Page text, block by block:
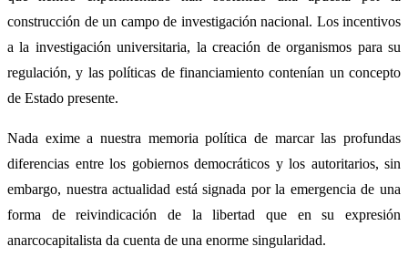
construcción de un campo de investigación nacional. Los incentivos
a la investigación universitaria, la creación de organismos para su
regulación, y las políticas de financiamiento contenían un concepto
de Estado presente.
Nada exime a nuestra memoria política de marcar las profundas
diferencias entre los gobiernos democráticos y los autoritarios, sin
embargo, nuestra actualidad está signada por la emergencia de una
forma de reivindicación de la libertad que en su expresión
anarcocapitalista da cuenta de una enorme singularidad.